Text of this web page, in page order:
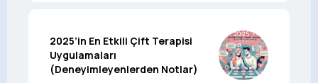
2025’in En Etkili Çift Terapisi
Uygulamaları
(Deneyimleyenlerden Notlar)